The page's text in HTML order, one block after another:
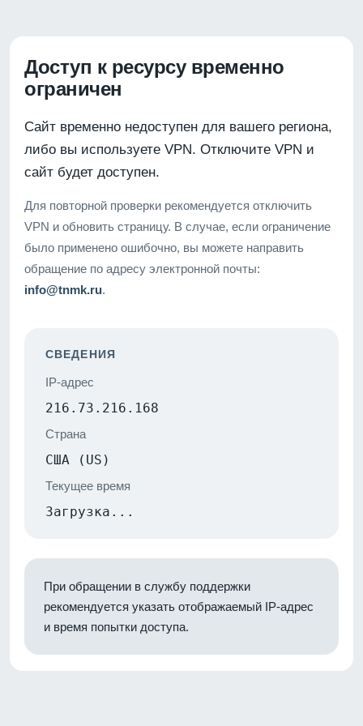
Доступ к ресурсу временно
ограничен
Сайт временно недоступен для вашего региона,
либо вы используете VPN. Отключите VPN и
сайт будет доступен.
Для повторной проверки рекомендуется отключить
VPN и обновить страницу. В случае, если ограничение
было применено ошибочно, вы можете направить
обращение по адресу электронной почты:
info@tnmk.ru.
СВЕДЕНИЯ
IP-адрес
216.73.216.168
Страна
США (US)
Текущее время
Загрузка...
При обращении в службу поддержки
рекомендуется указать отображаемый IP-адрес
и время попытки доступа.